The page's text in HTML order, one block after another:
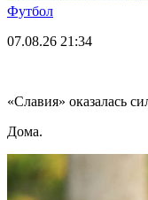
Футбол
07.08.26 21:34
«Славия» оказалась
Дома.